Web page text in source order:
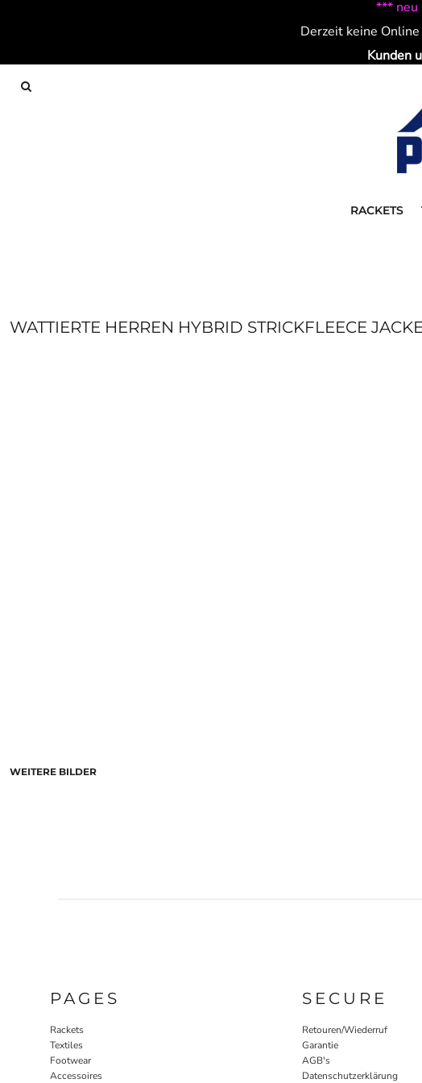
*** neu
Derzeit keine
Kunden
RACKETS
WATTIERTE HERREN HYBRID STRICKFLEECE
WEITERE BILDER
PAGES
Rackets
Textiles
Footwear
Accessoires
SECURE
Retouren/Wiederruf
Garantie
AGB's
Datenschutzerklärung
FOOTWEAR